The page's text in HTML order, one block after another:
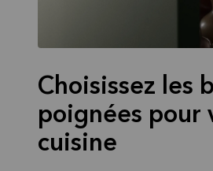
Choisissez les
poignées pour
cuisine